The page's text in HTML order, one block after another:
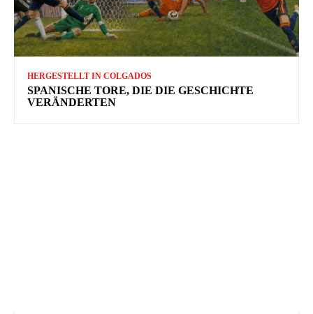
HERGESTELLT IN COLGADOS
SPANISCHE TORE, DIE DIE GESCHICHTE
VERÄNDERTEN